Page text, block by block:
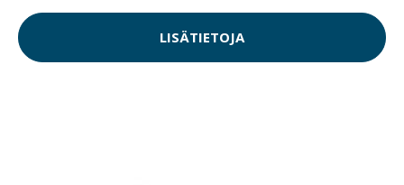
LISÄTIETOJA